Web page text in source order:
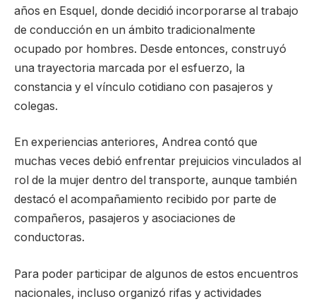
años en Esquel, donde decidió incorporarse al trabajo
de conducción en un ámbito tradicionalmente
ocupado por hombres. Desde entonces, construyó
una trayectoria marcada por el esfuerzo, la
constancia y el vínculo cotidiano con pasajeros y
colegas.
En experiencias anteriores, Andrea contó que
muchas veces debió enfrentar prejuicios vinculados al
rol de la mujer dentro del transporte, aunque también
destacó el acompañamiento recibido por parte de
compañeros, pasajeros y asociaciones de
conductoras.
Para poder participar de algunos de estos encuentros
nacionales, incluso organizó rifas y actividades